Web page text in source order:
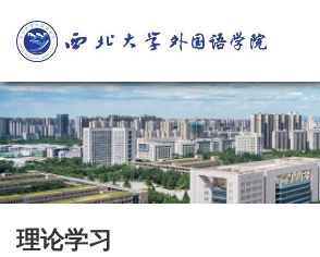
理论学习